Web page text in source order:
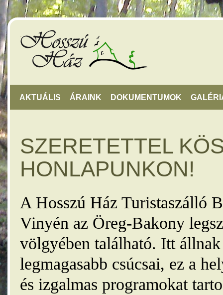
AKTUÁLIS ÁRAINK DOKUMENTUMOK
SZERETETTEL
HONLAPUNKON!
A Hosszú Ház Turistaszálló
Vinyén az Öreg-Bakony
völgyében található. Itt
legmagasabb csúcsai, ez a
és izgalmas programokat